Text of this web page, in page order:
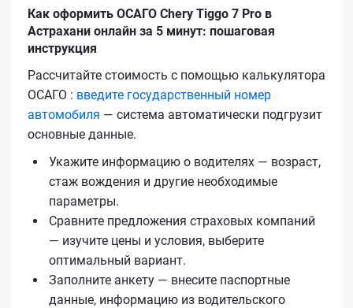
Как оформить ОСАГО Chery Tiggo 7 Pro в
Астрахани онлайн за 5 минут: пошаговая
инструкция
Рассчитайте стоимость с помощью калькулятора
ОСАГО : введите государственный номер
автомобиля — система автоматически подгрузит
основные данные.
Укажите информацию о водителях — возраст,
стаж вождения и другие необходимые
параметры.
Сравните предложения страховых компаний
— изучите цены и условия, выберите
оптимальный вариант.
Заполните анкету — внесите паспортные
данные, информацию из водительского